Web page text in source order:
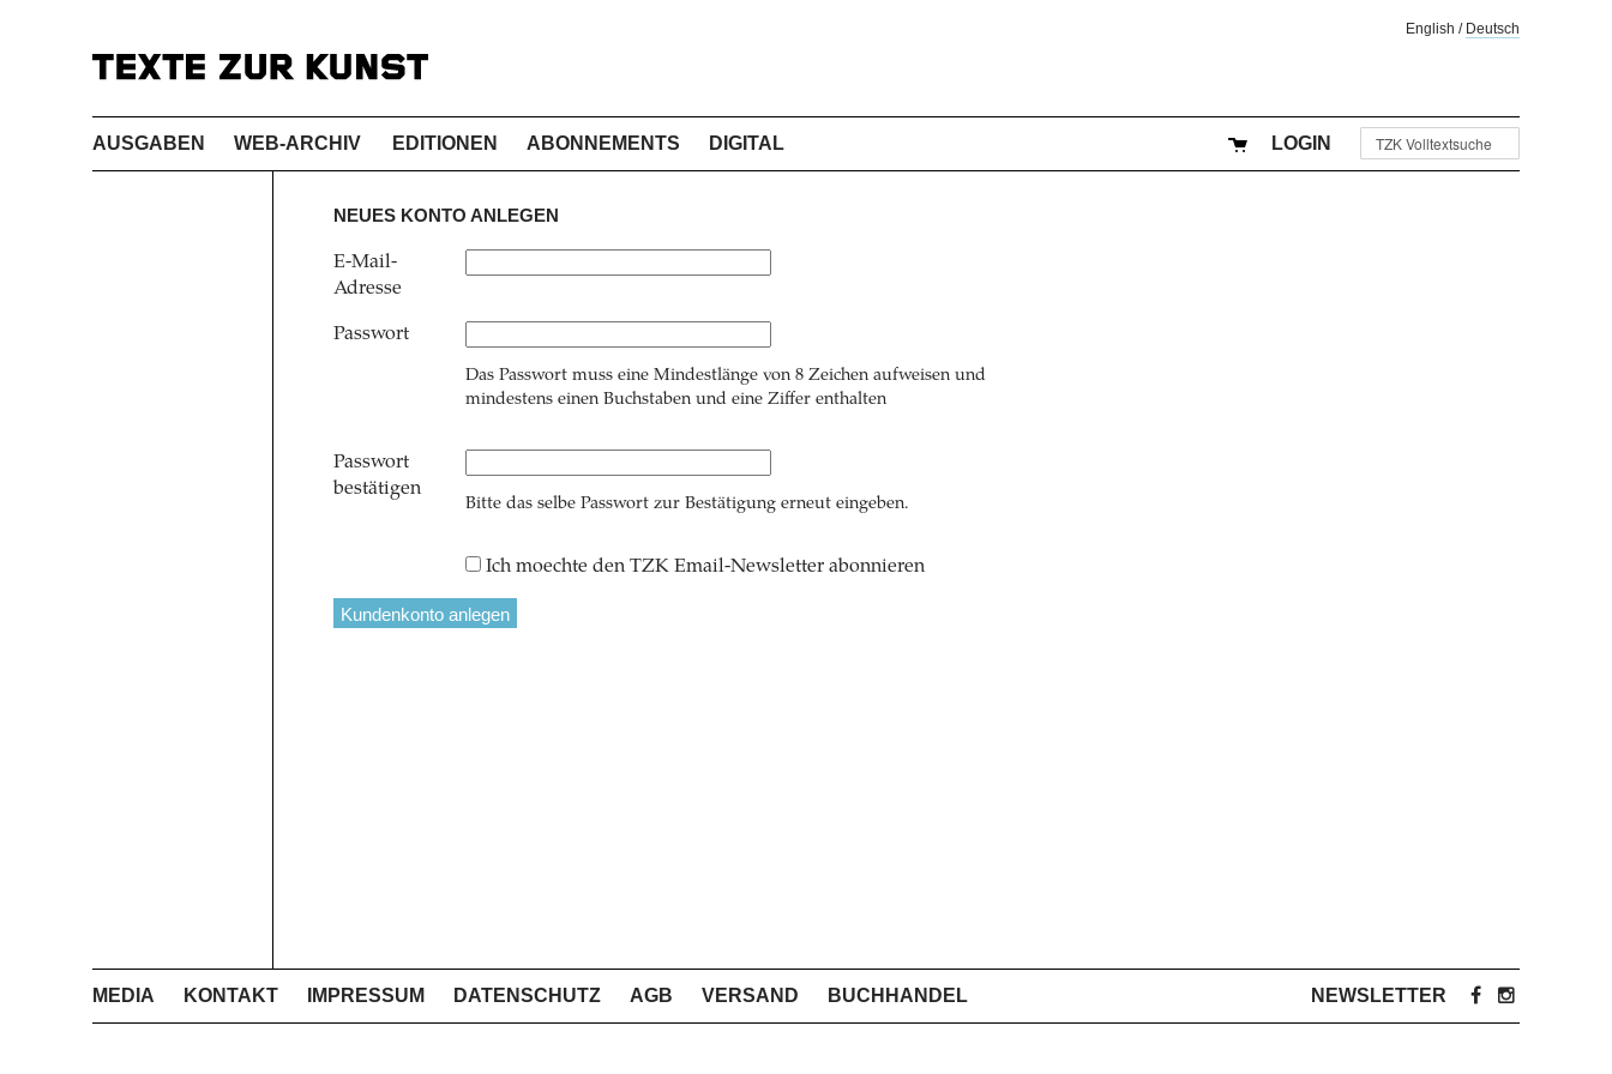
English / Deutsch
AUSGABEN WEB-ARCHIV EDITIONEN ABONNEMENTS DIGITAL LOGIN
NEUES KONTO ANLEGEN
E-Mail-
Adresse
Passwort
Das Passwort muss eine Mindestlänge von 8 Zeichen aufweisen und
mindestens einen Buchstaben und eine Ziffer enthalten
Passwort
bestätigen
Bitte das selbe Passwort zur Bestätigung erneut eingeben.
Ich moechte den TZK Email-Newsletter abonnieren
MEDIA KONTAKT IMPRESSUM DATENSCHUTZ AGB VERSAND BUCHHANDEL NEWSLETTER